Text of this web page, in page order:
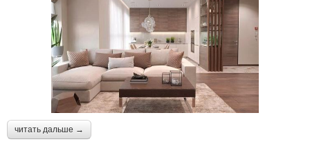
читать дальше →